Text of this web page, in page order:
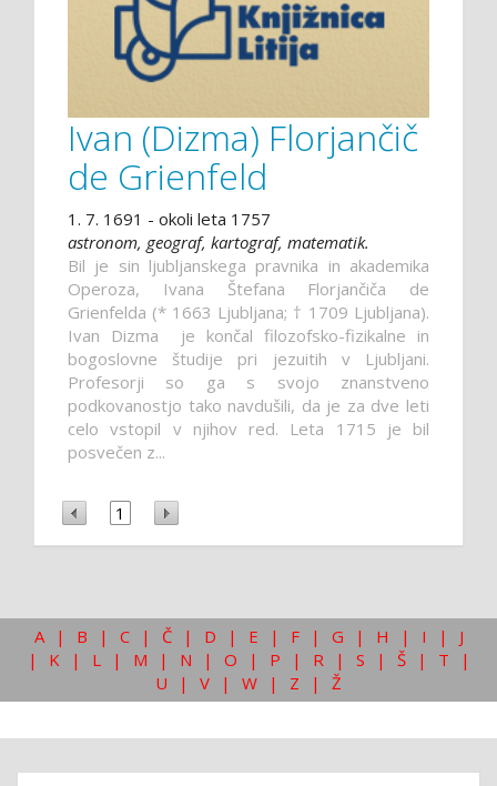
Ivan (Dizma) Florjančič
de Grienfeld
1. 7. 1691 - okoli leta 1757
astronom, geograf, kartograf, matematik.
Bil je sin ljubljanskega pravnika in akademika
Operoza, Ivana Štefana Florjančiča de
Grienfelda (* 1663 Ljubljana; † 1709 Ljubljana).
Ivan Dizma je končal filozofsko-fizikalne in
bogoslovne študije pri jezuitih v Ljubljani.
Profesorji so ga s svojo znanstveno
podkovanostjo tako navdušili, da je za dve leti
celo vstopil v njihov red. Leta 1715 je bil
posvečen z...
1
A | B | C | Č | D | E | F | G | H | I |
J
|
K | L | M | N | O | P | R | S | Š | T
|
U
| V | W | Z | Ž